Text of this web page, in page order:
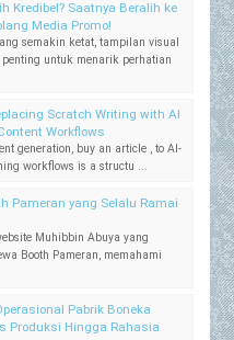
Kredibel? Saatnya Beralih ke
Media Promo!
semakin ketat, tampilan visual
untuk menarik perhatian
Scratch Writing with AI
Workflows
generation, buy an article , to AI-
workflows is a structu ...
Pameran yang Selalu Ramai
Muhibbin Abuya yang
Booth Pameran, memahami
Pabrik Boneka
Produksi Hingga Rahasia